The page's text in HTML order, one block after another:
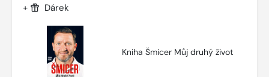
+ Dárek
Kniha Šmicer Můj druhý život